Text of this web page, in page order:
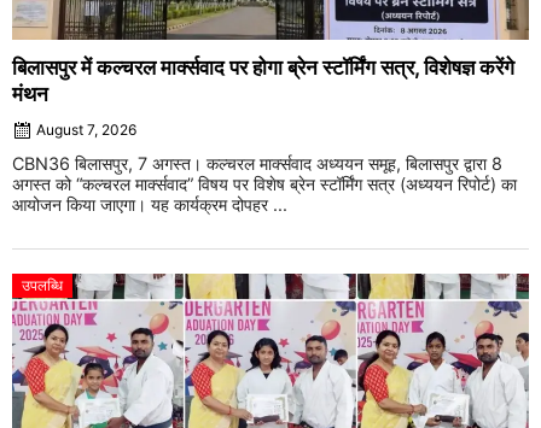
बिलासपुर में कल्चरल मार्क्सवाद पर होगा ब्रेन स्टॉर्मिंग सत्र, विशेषज्ञ करेंगे
मंथन
August 7, 2026
CBN36 बिलासपुर, 7 अगस्त। कल्चरल मार्क्सवाद अध्ययन समूह, बिलासपुर द्वारा 8
अगस्त को “कल्चरल मार्क्सवाद” विषय पर विशेष ब्रेन स्टॉर्मिंग सत्र (अध्ययन रिपोर्ट) का
आयोजन किया जाएगा। यह कार्यक्रम दोपहर ...
उपलब्धि